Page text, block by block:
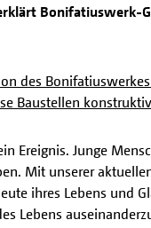
Bonifatiuswerk-
des
Baustellen
Ereignis. Junge
Mit unserer
ihres Lebens und
Lebens